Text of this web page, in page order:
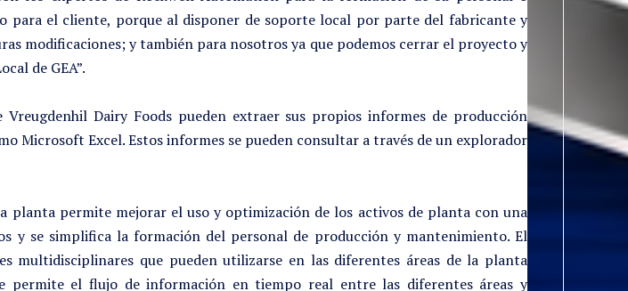
para el cliente, porque al disponer de soporte local por parte del fabricante y
modificaciones; y también para nosotros ya que podemos cerrar el proyecto y
de GEA”.
Dairy Foods pueden extraer sus propios informes de producción
Microsoft Excel. Estos informes se pueden consultar a través de un explorador
permite mejorar el uso y optimización de los activos de planta con una
y se simplifica la formación del personal de producción y mantenimiento. El
multidisciplinares que pueden utilizarse en las diferentes áreas de la planta
permite el flujo de información en tiempo real entre las diferentes áreas y